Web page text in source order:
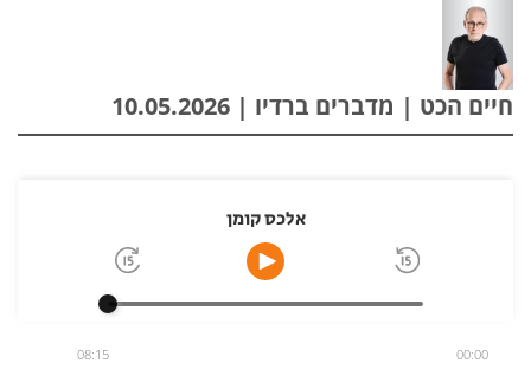
חיים הכט | מדברים ברדיו | 10.05.2026
אלכס קומן
00:00
08:15